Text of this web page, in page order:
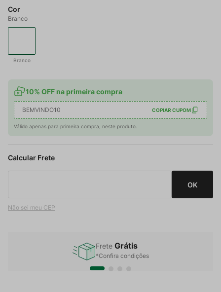
Cor
Branco
Branco
10% OFF na primeira compra
BEMVINDO10 COPIAR CUPOM
Válido apenas para primeira compra, neste produto.
Não sei meu CEP
Frete Grátis
*Confira condições